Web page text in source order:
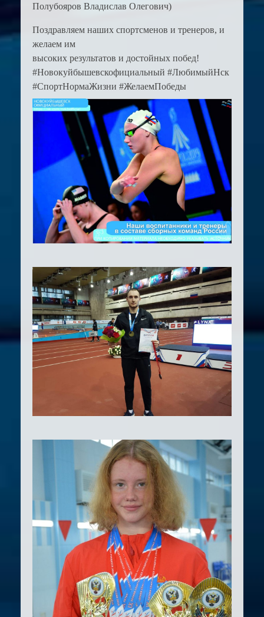
Полубояров Владислав Олегович)
Поздравляем наших спортсменов и тренеров, и
желаем им
высоких результатов и достойных побед!
#Новокуйбышевскофициальный #ЛюбимыйНск
#СпортНормаЖизни #ЖелаемПобеды